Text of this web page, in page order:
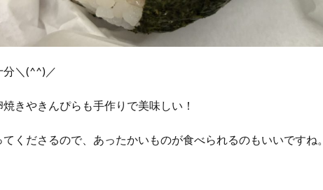
分＼(^^)／
きやきんぴらも手作りで美味しい！
くださるので、あったかいものが食べられるのもいいですね。